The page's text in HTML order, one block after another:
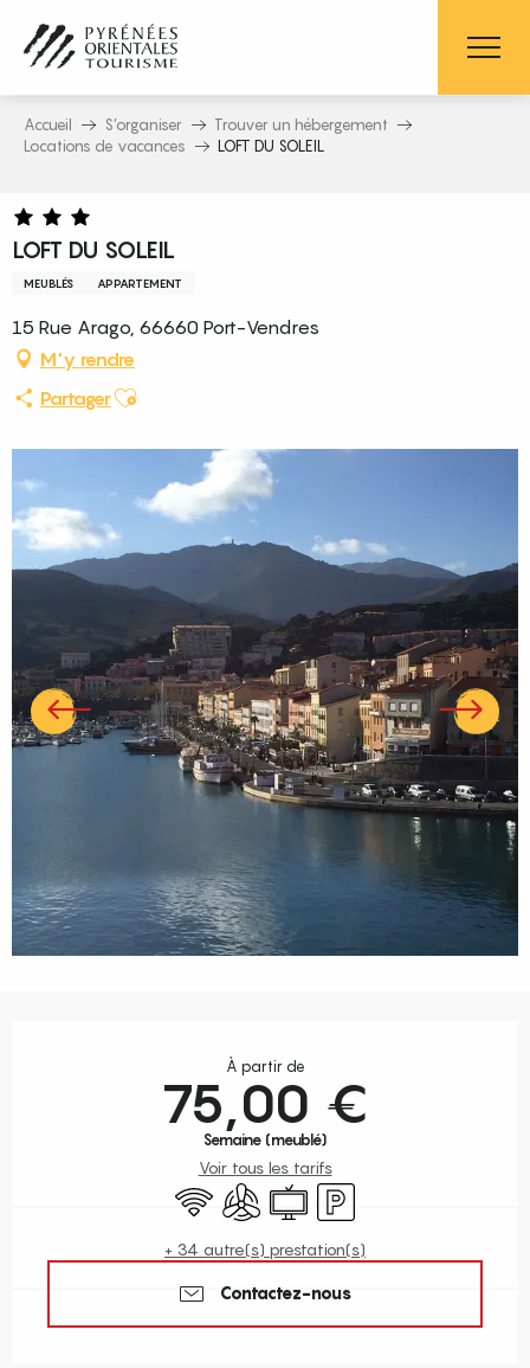
contenu
principal
Accueil S’organiser
Trouver un hébergement
Locations de vacances
LOFT DU SOLEIL
LOFT DU SOLEIL
MEUBLÉS APPARTEMENT
15 Rue Arago, 66660 Port-Vendres
M'y rendre
PartagerAjouter aux favoris
À partir de
75,00 €
Semaine (meublé)
Voir tous les tarifs
WiFi Air conditionné
Télévision
Parking
+ 34 autre(s) prestation(s)
Contactez-nous